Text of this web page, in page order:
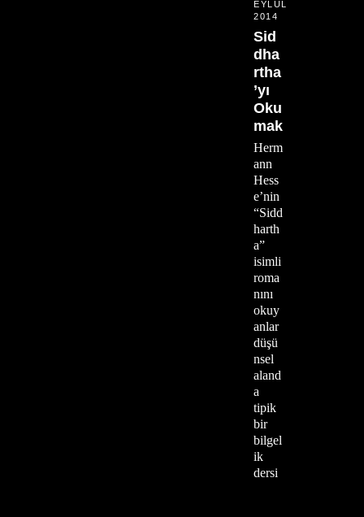
EYLÜL
2014
Sid
dha
rtha
’yı
Oku
mak
Herm
ann
Hess
e’nin
“Sidd
harth
a”
isimli
roma
nını
okuy
anlar
düşü
nsel
aland
a
tipik
bir
bilgel
ik
dersi